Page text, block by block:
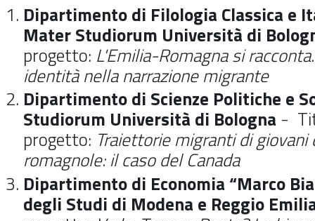
Dipartimento di Filologia Classica e
Mater Studiorum Università di
progetto: L'Emilia-Romagna si
identità nella narrazione migrante
Dipartimento di Scienze Politiche e
Studiorum Università di Bologna -
progetto: Traiettorie migranti di
romagnole: il caso del Canada
Dipartimento di Economia “Marco
degli Studi di Modena e Reggio